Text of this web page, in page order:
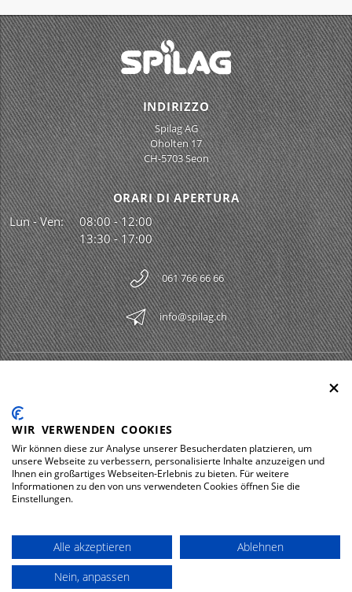
INDIRIZZO
Spilag AG
Oholten 17
CH-5703 Seon
ORARI DI APERTURA
Lun - Ven:
08:00 - 12:00
13:30 - 17:00
061 766 66 66
info@spilag.ch
LEGAL
DOWNLOADS
© 2026 Spilag AG
WIR VERWENDEN COOKIES
Wir können diese zur Analyse unserer Besucherdaten platzieren, um
unsere Webseite zu verbessern, personalisierte Inhalte anzuzeigen und
Ihnen ein großartiges Webseiten-Erlebnis zu bieten. Für weitere
Informationen zu den von uns verwendeten Cookies öffnen Sie die
Einstellungen.
Alle akzeptieren
Ablehnen
Nein, anpassen